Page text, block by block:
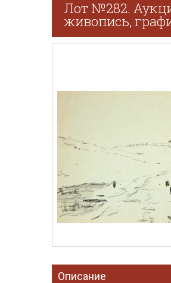
Лот №282.
живопись,
Описание